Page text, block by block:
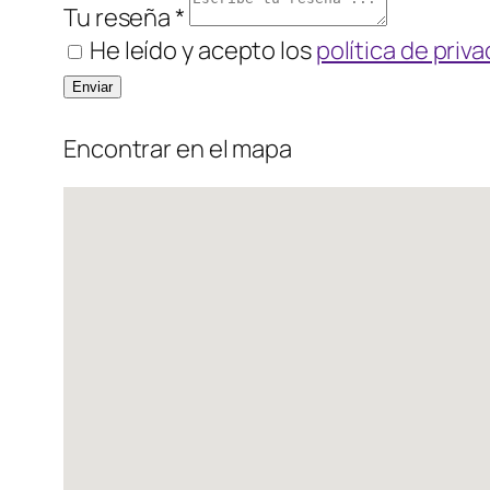
Tu reseña *
He leído y acepto lospolítica de
Encontrar en el mapa